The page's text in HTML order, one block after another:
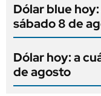
Dólar blue
sábado 8 de
Dólar hoy: a
de agosto